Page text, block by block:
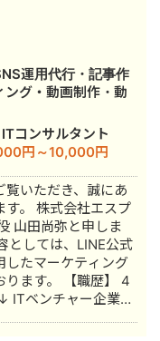
チラシ・会社案内
事記事 その他：フ
案資料のビジュア
をはじめと
用経験があります。
法 オンライン： 全
Zoom / Google Meet
交通費をご負担い
可能 📩 まずは
ジをお送りくださ
ができますか？」と
けでも大歓迎です。
するだけのご相談
戦略立案 └動画制作
ル └TikTok運用代行
講師業 └株式会社
YouTubeスクール講
し方を教えるスク
数220本以上 ・外
ラウドソーシング
ンサロン等) ・リサー
設計、企画立案、動
善まで 一通り経験
public/employers/
のYouTubeチャン
商品を販売し、教育
のみの販売で
運用代行・記事作
ング・動画制作・動
ITコンサルタント
円～10,000円
覧いただき、誠にあ
す。 株式会社エスプ
山田尚弥と申しま
したマーケティング
【職歴】 4
ITベンチャー企業に